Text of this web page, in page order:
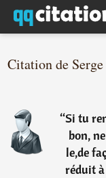
Citation de
“Si tu
bon,
le,de
réduit à